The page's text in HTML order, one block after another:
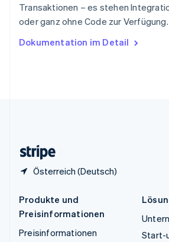
Transaktionen – es stehen
oder ganz ohne Code zur Verfügung.
Dokumentation im Detail
Österreich (Deutsch)
Tschechische Republik
English
English
Produkte und
Preisinformationen
Preisinformationen
Start-